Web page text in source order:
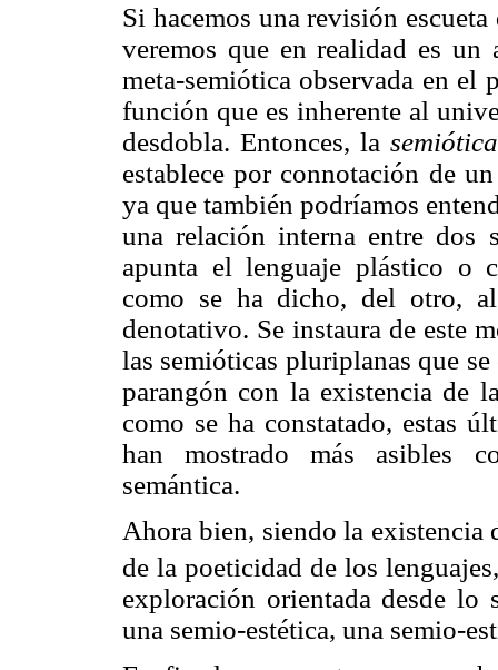
Si hacemos una revisión
veremos que en realidad es
meta-semiótica observada en el
función que es inherente al
desdobla. Entonces, la
establece por connotación de
ya que también podríamos
una relación interna entre dos
apunta el lenguaje plástico o
como se ha dicho, del otro,
denotativo. Se instaura de este
las semióticas pluriplanas que
parangón con la existencia de
como se ha constatado, estas
han mostrado más asibles
semántica.
Ahora bien, siendo la
de la poeticidad de los
exploración orientada desde lo
una semio-estética, una semio-